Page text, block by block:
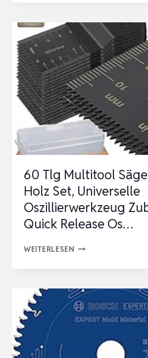
TITAN-
BESCHICHTETE
MULTITOOL
SÄGEBLÄTTER
SET
OSZILLIERENDE
SÄGEBLÄTTER
SCHNEIDET…
60 Tlg Multitool
Holz Set, Universelle
Oszillierwerkzeug
Quick Release Os…
WEITERLESEN 60
SÄGEBLÄTTER
HOLZ
SET,
UNIVERSELLE